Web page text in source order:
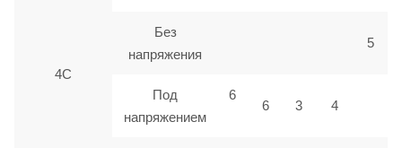
4С
Без
напряжения
5
Под
напряжением
6
6 3 4